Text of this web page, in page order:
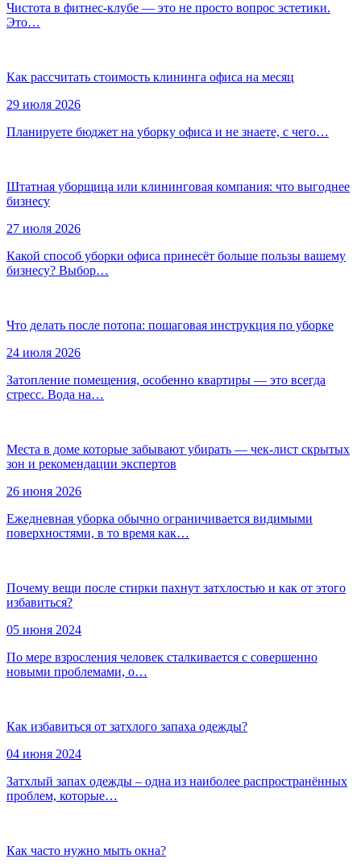
Чистота в фитнес-клубе — это не просто вопрос эстетики.
Это…
Как рассчитать стоимость клининга офиса на месяц
29 июля 2026
Планируете бюджет на уборку офиса и не знаете, с чего…
Штатная уборщица или клининговая компания: что выгоднее
бизнесу
27 июля 2026
Какой способ уборки офиса принесёт больше пользы вашему
бизнесу? Выбор…
Что делать после потопа: пошаговая инструкция по уборке
24 июля 2026
Затопление помещения, особенно квартиры — это всегда
стресс. Вода на…
Места в доме которые забывают убирать — чек-лист скрытых
зон и рекомендации экспертов
26 июня 2026
Ежедневная уборка обычно ограничивается видимыми
поверхностями, в то время как…
Почему вещи после стирки пахнут затхлостью и как от этого
избавиться?
05 июня 2024
По мере взросления человек сталкивается с совершенно
новыми проблемами, о…
Как избавиться от затхлого запаха одежды?
04 июня 2024
Затхлый запах одежды – одна из наиболее распространённых
проблем, которые…
Как часто нужно мыть окна?